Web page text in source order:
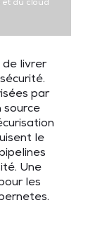
du cloud
de livrer
par
source
le
Une
les